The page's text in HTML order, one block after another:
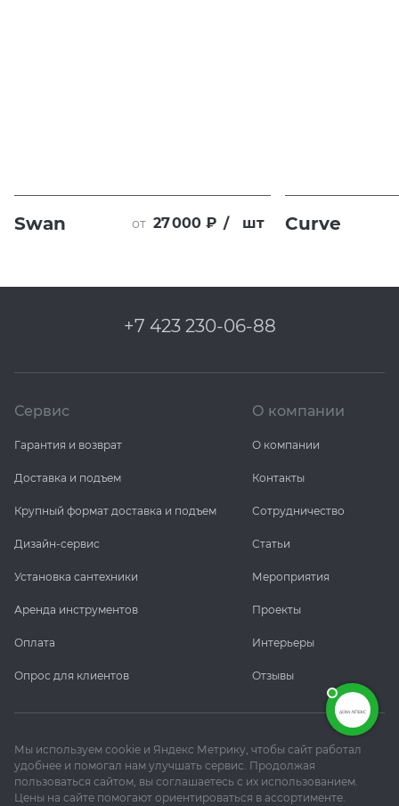
Swan от 27 000 ₽ / шт Curve
+7 423 230-06-88
Сервис
Гарантия и возврат
Доставка и подъем
Крупный формат доставка и подъем
Дизайн-сервис
Установка сантехники
Аренда инструментов
Оплата
Опрос для клиентов
О компании
О компании
Контакты
Сотрудничество
Статьи
Мероприятия
Проекты
Интерьеры
Отзывы
Мы используем cookie и Яндекс Метрику, чтобы сайт работал
удобнее и помогал нам улучшать сервис. Продолжая
пользоваться сайтом, вы соглашаетесь с их использованием.
Цены на сайте помогают ориентироваться в ассортименте.